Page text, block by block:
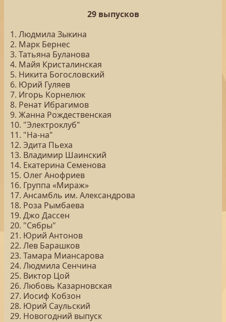
29 выпусков
1. Людмила Зыкина
2. Марк Бернес
3. Татьяна Буланова
4. Майя Кристалинская
5. Никита Богословский
6. Юрий Гуляев
7. Игорь Корнелюк
8. Ренат Ибрагимов
9. Жанна Рождественская
10. "Электроклуб"
11. "На-на"
12. Эдита Пьеха
13. Владимир Шаинский
14. Екатерина Семенова
15. Олег Анофриев
16. Группа «Мираж»
17. Ансамбль им. Александрова
18. Роза Рымбаева
19. Джо Дассен
20. "Сябры"
21. Юрий Антонов
22. Лев Барашков
23. Тамара Миансарова
24. Людмила Сенчина
25. Виктор Цой
26. Любовь Казарновская
27. Иосиф Кобзон
28. Юрий Саульский
29. Новогодний выпуск